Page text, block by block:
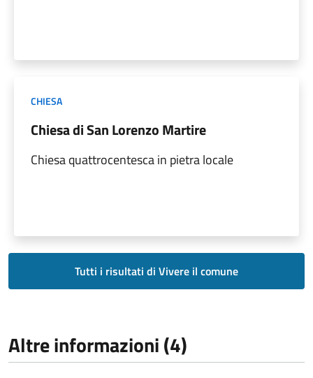
CHIESA
Chiesa di San Lorenzo Martire
Chiesa quattrocentesca in pietra locale
Tutti i risultati di Vivere il comune
Altre informazioni (4)